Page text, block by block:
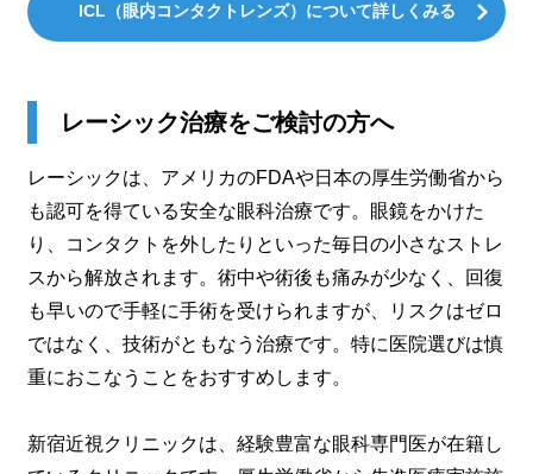
ICL（眼内コンタクトレンズ）について詳しくみる
レーシック治療をご検討の方へ
レーシックは、アメリカのFDAや日本の厚生労働省から
も認可を得ている安全な眼科治療です。眼鏡をかけた
り、コンタクトを外したりといった毎日の小さなストレ
スから解放されます。術中や術後も痛みが少なく、回復
も早いので手軽に手術を受けられますが、リスクはゼロ
ではなく、技術がともなう治療です。特に医院選びは慎
重におこなうことをおすすめします。
新宿近視クリニックは、経験豊富な眼科専門医が在籍し